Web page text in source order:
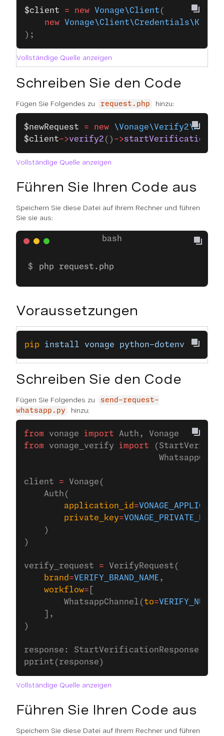
$client = new Vonage\Client (
    new
);
Vollständige Quelle anzeigen
Schreiben Sie den Code
Fügen Sie Folgendes zu request.php hinzu:
$newRequest = new
$client->verify2 () ->startVerification
Vollständige Quelle anzeigen
Führen Sie Ihren Code aus
Speichern Sie diese Datei auf Ihrem Rechner und führen
Sie sie aus:
php request.php
Voraussetzungen
pip install vonage python-dotenv
Schreiben Sie den Code
Fügen Sie Folgendes zu
send-request-
whatsapp.py
hinzu:
from vonage import Auth, Vonage
from vonage_verify import
client = Vonage(
    Auth(
        application_id
=
        private_key
=VONAGE_PRIVATE_KEY
    )
)
verify_request = VerifyRequest(
    brand
=VERIFY_BRAND_NAME ,
    workflow
=
        WhatsappChannel(
to=VERIFY_NUMBER
    ],
)
response: StartVerificationResponse
pprint(response)
Vollständige Quelle anzeigen
Führen Sie Ihren Code aus
Speichern Sie diese Datei auf Ihrem Rechner und führen